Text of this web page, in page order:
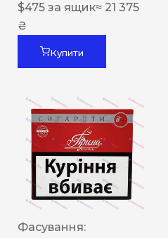
$475 за ящик≈ 21 375
₴
Купити
Фасування: